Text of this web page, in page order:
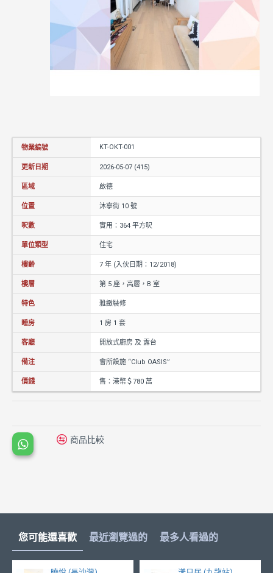
物業編號 KT-OKT-001
更新日期 2026-05-07 (415)
區域 啟德
位置 沐寧街 10 號
呎數 實用：364 平方呎
單位類型 住宅
樓齡 7 年 (入伙日期：12/2018)
樓層 第 5 座，高層，B 室
特色 雅緻裝修
睡房 1 房 1 套
客廳 開放式廚房 及 露台
備注 會所設施 “Club OASIS”
價錢 售：港幣＄780 萬
商品比較
您可能還喜歡 最近瀏覽過的 最多人看過的